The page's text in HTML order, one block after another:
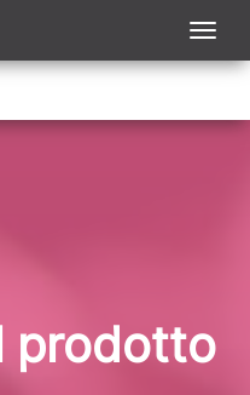
prodotto